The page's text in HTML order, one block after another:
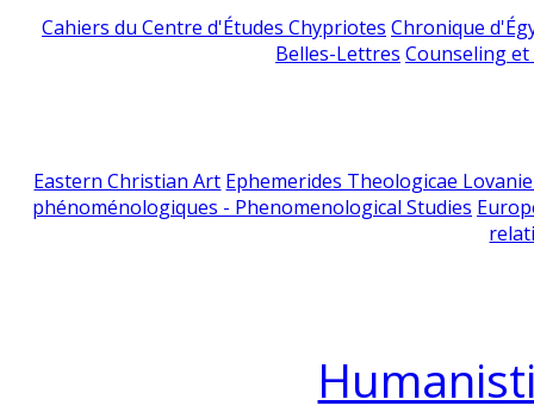
Cahiers du Centre d'Études Chypriotes Chronique
Belles-Lettres Counseling
Eastern Christian Art Ephemerides Theologicae
phénoménologiques - Phenomenological Studies